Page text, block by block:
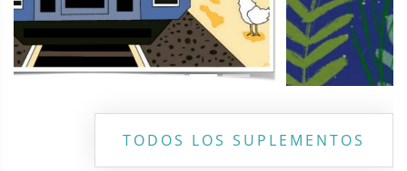
TODOS LOS SUPLEMENTOS